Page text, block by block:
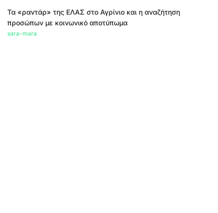
Τα «ραντάρ» της ΕΛΑΣ στο Αγρίνιο και η αναζήτηση
προσώπων με κοινωνικό αποτύπωμα
sara-mara